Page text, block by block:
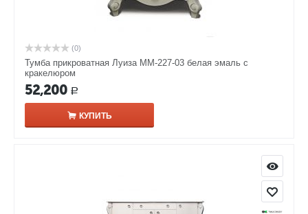
(0)
Тумба прикроватная Луиза ММ-227-03 белая эмаль с
кракелюром​
52,200 Р
КУПИТЬ